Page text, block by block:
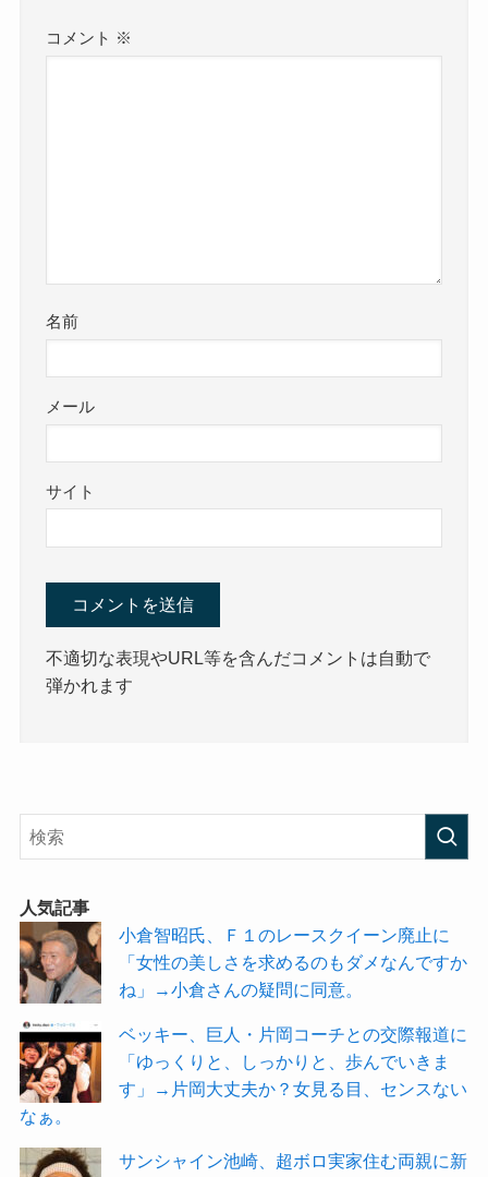
コメント ※
名前
メール
サイト
不適切な表現やURL等を含んだコメントは自動で
弾かれます
人気記事
小倉智昭氏、Ｆ１のレースクイーン廃止に
「女性の美しさを求めるのもダメなんですか
ね」→小倉さんの疑問に同意。
ベッキー、巨人・片岡コーチとの交際報道に
「ゆっくりと、しっかりと、歩んでいきま
す」→片岡大丈夫か？女見る目、センスない
なぁ。
サンシャイン池崎、超ボロ実家住む両親に新